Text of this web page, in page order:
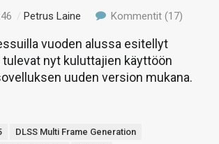
/Petrus Laine Kommentit (17)
vuoden alussa esitellyt
nyt kuluttajien käyttöön
uuden version mukana.
DLSS Multi Frame Generation